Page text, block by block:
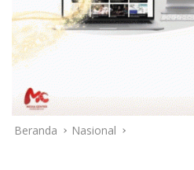
Beranda Nasional